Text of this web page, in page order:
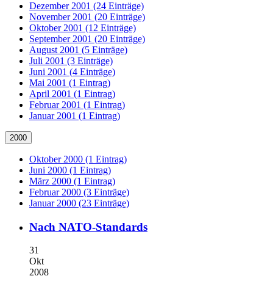
Dezember 2001 (24 Einträge)
November 2001 (20 Einträge)
Oktober 2001 (12 Einträge)
September 2001 (20 Einträge)
August 2001 (5 Einträge)
Juli 2001 (3 Einträge)
Juni 2001 (4 Einträge)
Mai 2001 (1 Eintrag)
April 2001 (1 Eintrag)
Februar 2001 (1 Eintrag)
Januar 2001 (1 Eintrag)
2000
Oktober 2000 (1 Eintrag)
Juni 2000 (1 Eintrag)
März 2000 (1 Eintrag)
Februar 2000 (3 Einträge)
Januar 2000 (23 Einträge)
Nach NATO-Standards
31
Okt
2008